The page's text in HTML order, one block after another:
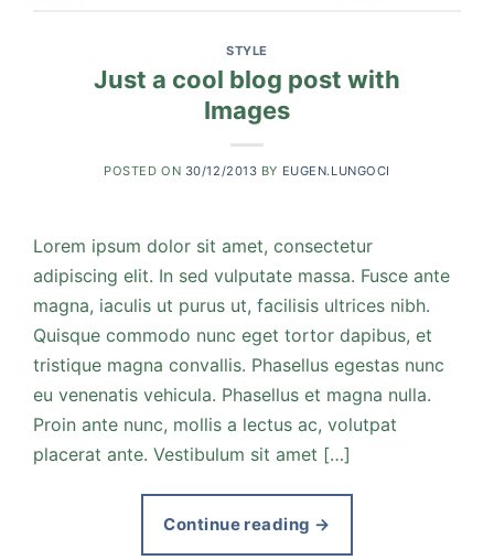
STYLE
Just a cool blog post with
Images
POSTED ON 30/12/2013 BY EUGEN.LUNGOCI
Lorem ipsum dolor sit amet, consectetur
adipiscing elit. In sed vulputate massa. Fusce ante
magna, iaculis ut purus ut, facilisis ultrices nibh.
Quisque commodo nunc eget tortor dapibus, et
tristique magna convallis. Phasellus egestas nunc
eu venenatis vehicula. Phasellus et magna nulla.
Proin ante nunc, mollis a lectus ac, volutpat
placerat ante. Vestibulum sit amet […]
Continue reading →